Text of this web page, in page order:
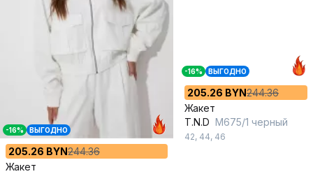
-16% ВЫГОДНО
205.26 BYN244.36
Жакет
-16% ВЫГОДНО
205.26 BYN244.36
Жакет
T.N.D М675/1 черный
42, 44, 46